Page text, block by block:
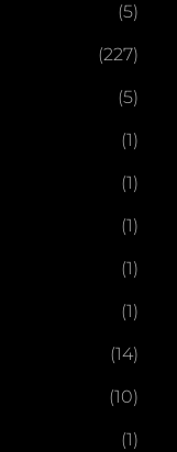
(5)
(227)
(5)
(1)
(1)
(1)
(1)
(1)
(14)
(10)
(1)